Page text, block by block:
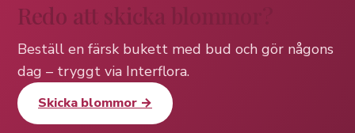
Redo att skicka blommor?
Beställ en färsk bukett med bud och gör någons
dag – tryggt via Interflora.
Skicka blommor →